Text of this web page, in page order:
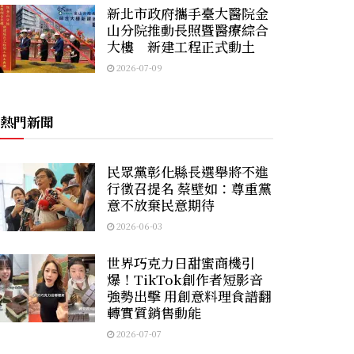
新北市政府攜手臺大醫院金
山分院推動長照暨醫療綜合
大樓 新建工程正式動土
2026-07-09
熱門新聞
民眾黨彰化縣長選舉將不進
行徵召提名 蔡壁如：尊重黨
意不放棄民意期待
2026-06-03
世界巧克力日甜蜜商機引
爆！TikTok創作者短影音
強勢出擊 用創意料理食譜翻
轉實質銷售動能
2026-07-07